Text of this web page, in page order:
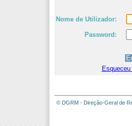
Nome de Utilizador:
Password:
© DGRM - Direção-Geral de